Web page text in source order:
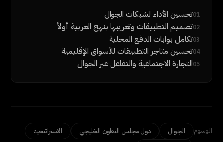
01تحسين الأداء لشبكات الجوال
02تصميم التطبيقات وتعريبها بنهج العربية أولاً
03تكامل بوابات الدفع المحلية
04تحسين متاجر التطبيقات للأسواق الإقليمية
05التجارة الاجتماعية والتفاعل عبر الجوال
الوسوم الجوال دول مجلس التعاون الخليجي
الاستراتيجية